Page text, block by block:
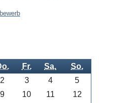
Fr. Sa. So.
2 3 4
5
9 10 11
12